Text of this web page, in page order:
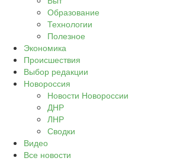
Образование
Технологии
Полезное
Экономика
Происшествия
Выбор редакции
Новороссия
Новости Новороссии
ДНР
ЛНР
Сводки
Видео
Все новости